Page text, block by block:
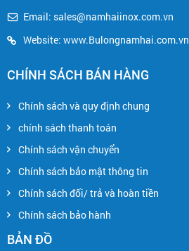
Email: sales@namhaiinox.com.vn
Website: www.Bulongnamhai.com.vn
CHÍNH SÁCH BÁN HÀNG
Chính sách và quy định chung
chính sách thanh toán
Chính sách vận chuyển
Chính sách bảo mật thông tin
Chính sách đối/ trả và hoàn tiền
Chính sách bảo hành
BẢN ĐỒ